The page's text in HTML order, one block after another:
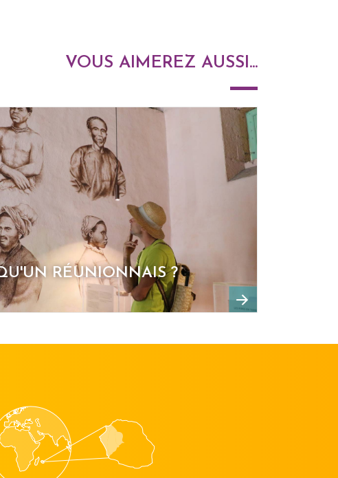
VOUS AIMEREZ AUSSI...
RÉUNIONNAIS ?